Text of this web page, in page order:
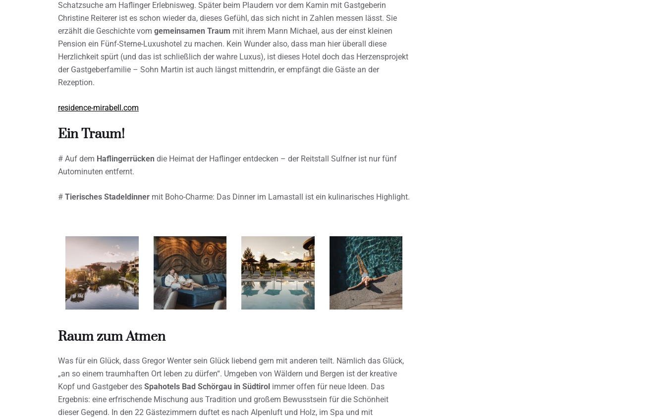
Schatzsuche am Haflinger Erlebnisweg. Später beim Plaudern vor dem Kamin mit Gastgeberin
Christine Reiterer ist es schon wieder da, dieses Gefühl, das sich nicht in Zahlen messen lässt. Sie
erzählt die Geschichte vom gemeinsamen Traum mit ihrem Mann Michael, aus der einst kleinen
Pension ein Fünf-Sterne-Luxushotel zu machen. Kein Wunder also, dass man hier überall diese
Herzlichkeit spürt (und das ist schließlich der wahre Luxus), ist dieses Hotel doch das Herzensprojekt
der Gastgeberfamilie – Sohn Martin ist auch längst mittendrin, er empfängt die Gäste an der
Rezeption.
residence-mirabell.com
Ein Traum!
# Auf dem Haflingerrücken die Heimat der Haflinger entdecken – der Reitstall Sulfner ist nur fünf
Autominuten entfernt.
# Tierisches Stadeldinner mit Boho-Charme: Das Dinner im Lamastall ist ein kulinarisches Highlight.
Raum zum Atmen
Was für ein Glück, dass Gregor Wenter sein Glück liebend gern mit anderen teilt. Nämlich das Glück,
„an so einem traumhaften Ort leben zu dürfen“. Umgeben von Wäldern und Bergen ist der kreative
Kopf und Gastgeber des Spahotels Bad Schörgau in Südtirol immer offen für neue Ideen. Das
Ergebnis: eine erfrischende Mischung aus Tradition und großem Bewusstsein für die Schönheit
dieser Gegend. In den 22 Gästezimmern duftet es nach Alpenluft und Holz, im Spa und mit